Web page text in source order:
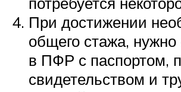
При достижении
общего стажа, нужно
в ПФР с паспортом,
свидетельством и